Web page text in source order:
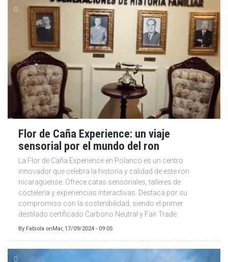
Flor de Caña Experience: un viaje
sensorial por el mundo del ron
La Flor de Caña Experience en Polanco es un centro
innovador que celebra la historia y calidad de este ron
nicaragüense. Ofrece catas sensoriales, talleres de
coctelería y experiencias interactivas. Destaca por su
compromiso con la sostenibilidad, siendo el primer
destilado certificado Carbono Neutral y Fair Trade.
By Fabiola onMar, 17/09/2024 - 09:05